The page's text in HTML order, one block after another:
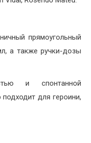
прямоугольный
а также ручки-дозы
и спонтанной
для героини,